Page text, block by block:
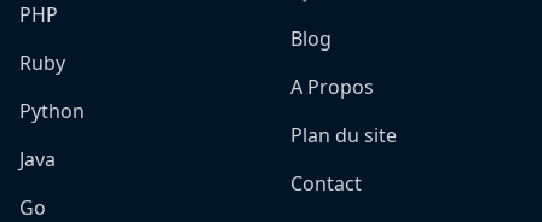
PHP
Ruby
Python
Java
Go
Blog
A Propos
Plan du site
Contact